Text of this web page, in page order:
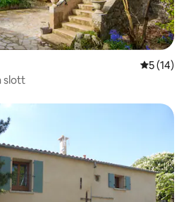
5 av 5 i
5 (14)
slott